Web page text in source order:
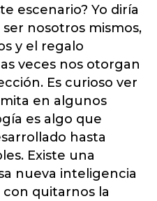
escenario? Yo diría
nosotros mismos,
y el regalo
veces nos otorgan
Es curioso ver
en algunos
es algo que
hasta
Existe una
nueva inteligencia
quitarnos la